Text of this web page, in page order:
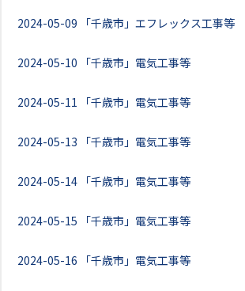
2024-05-09 「千歳市」エフレックス工事等
2024-05-10 「千歳市」電気工事等
2024-05-11 「千歳市」電気工事等
2024-05-13 「千歳市」電気工事等
2024-05-14 「千歳市」電気工事等
2024-05-15 「千歳市」電気工事等
2024-05-16 「千歳市」電気工事等